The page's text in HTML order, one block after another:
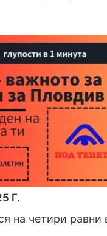
Г.
на четири равни